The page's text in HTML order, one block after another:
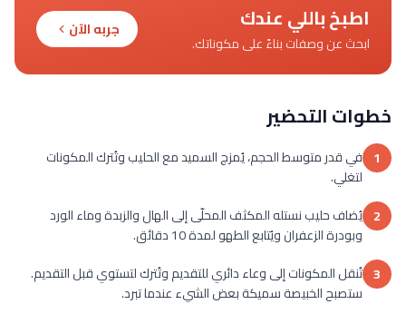
اطبخ باللي عندك
ابحث عن وصفات بناءً على مكوناتك.
جربه الآن
خطوات التحضير
1 في قدر متوسط الحجم، يُمزج السميد مع الحليب وتُترك المكونات
لتغلي.
2 يُضاف حليب نستله المكثف المحلّى إلى الهال والزبدة وماء الورد
وبودرة الزعفران ويُتابع الطهو لمدة 10 دقائق.
3 تُنقل المكونات إلى وعاء دائري للتقديم وتُترك لتستوي قبل التقديم.
ستصبح الخبيصة سميكة بعض الشيء عندما تبرد.